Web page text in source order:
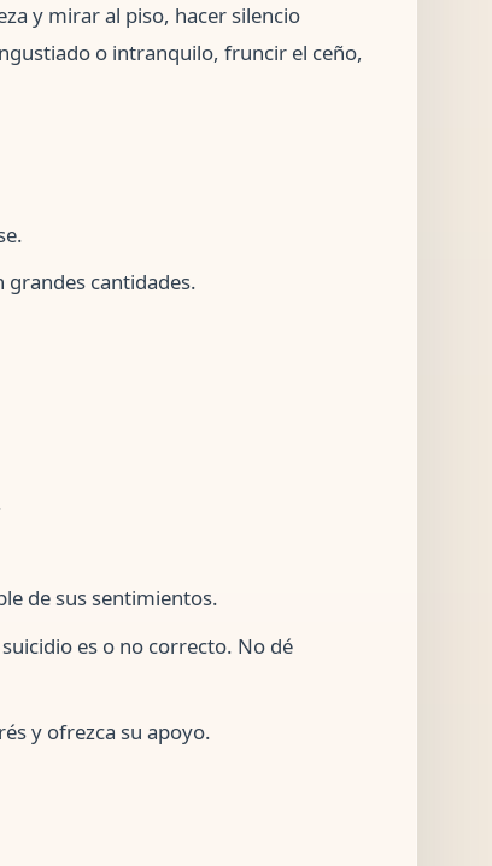
y mirar al piso, hacer silencio
o intranquilo, fruncir el ceño,
grandes cantidades.
de sus sentimientos.
es o no correcto. No dé
y ofrezca su apoyo.